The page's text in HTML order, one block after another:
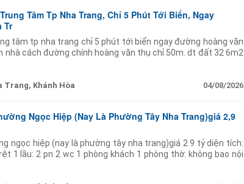
Tâm Tp Nha Trang, Chỉ 5 Phút Tới Biển, Ngay
Tr
tâm tp nha trang chỉ 5 phút tới biển ngay đường hoàng văn
nhà cách đường chính hoàng văn thụ chỉ 50m. dt đất 32 6m2
Trang, Khánh Hòa 04/08/2026
Ngọc Hiệp (Nay Là Phường Tây Nha Trang)giá 2,9
ngọc hiệp (nay là phường tây nha trang)giá 2 9 tỷ diện tích:
1 lầu: 2 pn 2 wc 1 phòng khách 1 phòng thờ. không bao nội